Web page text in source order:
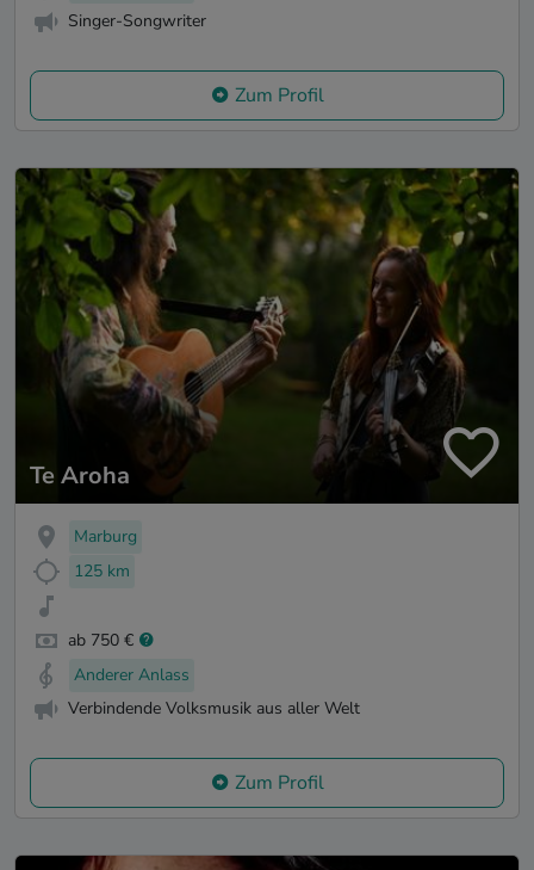
Singer-Songwriter
Zum Profil
Te Aroha
Marburg
125 km
ab 750 €
Anderer Anlass
Verbindende Volksmusik aus aller Welt
Zum Profil